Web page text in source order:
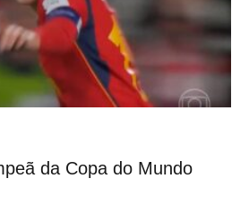
da Copa do Mundo